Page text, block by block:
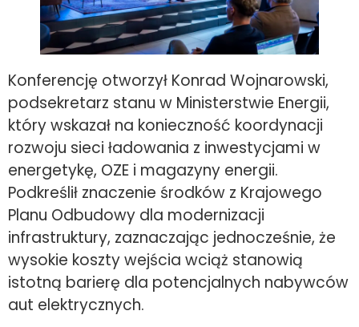
Konferencję otworzył Konrad Wojnarowski,
podsekretarz stanu w Ministerstwie Energii,
który wskazał na konieczność koordynacji
rozwoju sieci ładowania z inwestycjami w
energetykę, OZE i magazyny energii.
Podkreślił znaczenie środków z Krajowego
Planu Odbudowy dla modernizacji
infrastruktury, zaznaczając jednocześnie, że
wysokie koszty wejścia wciąż stanowią
istotną barierę dla potencjalnych nabywców
aut elektrycznych.